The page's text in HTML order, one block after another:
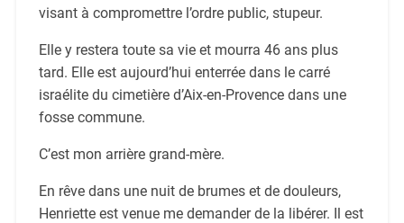
visant à compromettre l’ordre public, stupeur.
Elle y restera toute sa vie et mourra 46 ans plus
tard. Elle est aujourd’hui enterrée dans le carré
israélite du cimetière d’Aix-en-Provence dans une
fosse commune.
C’est mon arrière grand-mère.
En rêve dans une nuit de brumes et de douleurs,
Henriette est venue me demander de la libérer. Il est